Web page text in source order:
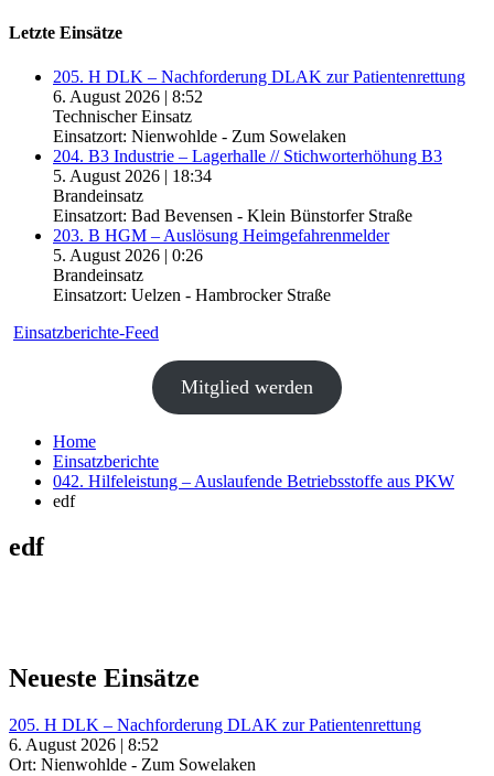
Letzte Einsätze
205. H DLK – Nachforderung DLAK zur Patientenrettung
6. August 2026 | 8:52
Technischer Einsatz
Einsatzort: Nienwohlde - Zum Sowelaken
204. B3 Industrie – Lagerhalle // Stichworterhöhung B3
5. August 2026 | 18:34
Brandeinsatz
Einsatzort: Bad Bevensen - Klein Bünstorfer Straße
203. B HGM – Auslösung Heimgefahrenmelder
5. August 2026 | 0:26
Brandeinsatz
Einsatzort: Uelzen - Hambrocker Straße
Einsatzberichte-Feed
Mitglied werden
Home
Einsatzberichte
042. Hilfeleistung – Auslaufende Betriebsstoffe aus PKW
edf
edf
Neueste Einsätze
205. H DLK – Nachforderung DLAK zur Patientenrettung
6. August 2026 | 8:52
Ort: Nienwohlde - Zum Sowelaken